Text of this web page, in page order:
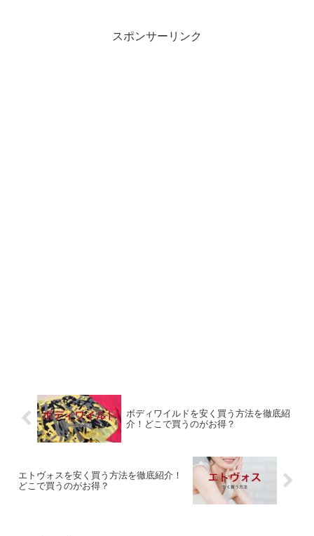
スポンサーリンク
ボディワイルドを安く買う方法を徹底紹
介！どこで買うのがお得？
エトヴォスを安く買う方法を徹底紹介！
どこで買うのがお得？